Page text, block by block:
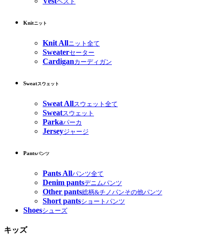
Knitニット
Knit Allニット全て
Sweaterセーター
Cardiganカーディガン
Sweatスウェット
Sweat Allスウェット全て
Sweatスウェット
Parkaパーカ
Jerseyジャージ
Pantsパンツ
Pants Allパンツ全て
Denim pantsデニムパンツ
Other pants総柄&チノパンその他パンツ
Short pantsショートパンツ
Shoesシューズ
キッズ